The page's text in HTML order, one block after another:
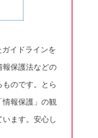
イドラインを
報保護法などの
のです。とら
情報保護」の観
ます。安心し